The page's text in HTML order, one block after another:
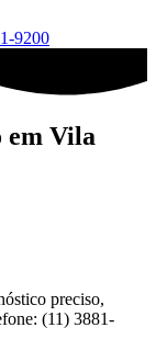
9200
em Vila
preciso,
(11) 3881-